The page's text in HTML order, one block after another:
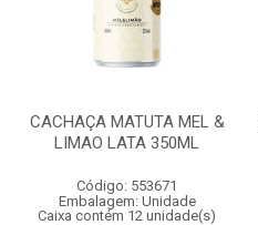
CACHAÇA MATUTA MEL &
LIMAO LATA 350ML
Código: 553671
Embalagem: Unidade
Caixa contém 12 unidade(s)